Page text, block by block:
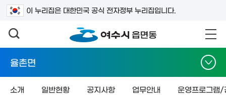
이 누리집은 대한민국 공식 전자정부 누리집입니다.
검색어를 입력하세요
율촌면
소개 일반현황 공지사항 업무안내 운영프로그램/